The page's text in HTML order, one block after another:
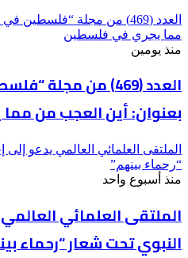
العدد (469) من مجلة
مما يجري في فلسطين
منذ يومين
العدد (469) من مجلة
بعنوان: أين العجب من
الملتقى العلمائي العالمي يدعو
“رحماء بينهم”
منذ أسبوع واحد
الملتقى العلمائي
النبوي تحت شعار “رحماء